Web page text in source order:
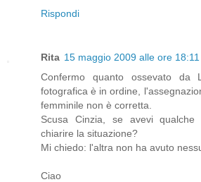
Rispondi
Rita 15 maggio 2009 alle ore 18:11
Confermo quanto ossevato da
fotografica è in ordine,
femminile non è corretta.
Scusa Cinzia, se avevi qualche
chiarire la situazione?
Mi chiedo: l'altra non ha avuto
Ciao